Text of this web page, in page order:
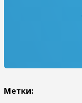
Метки: